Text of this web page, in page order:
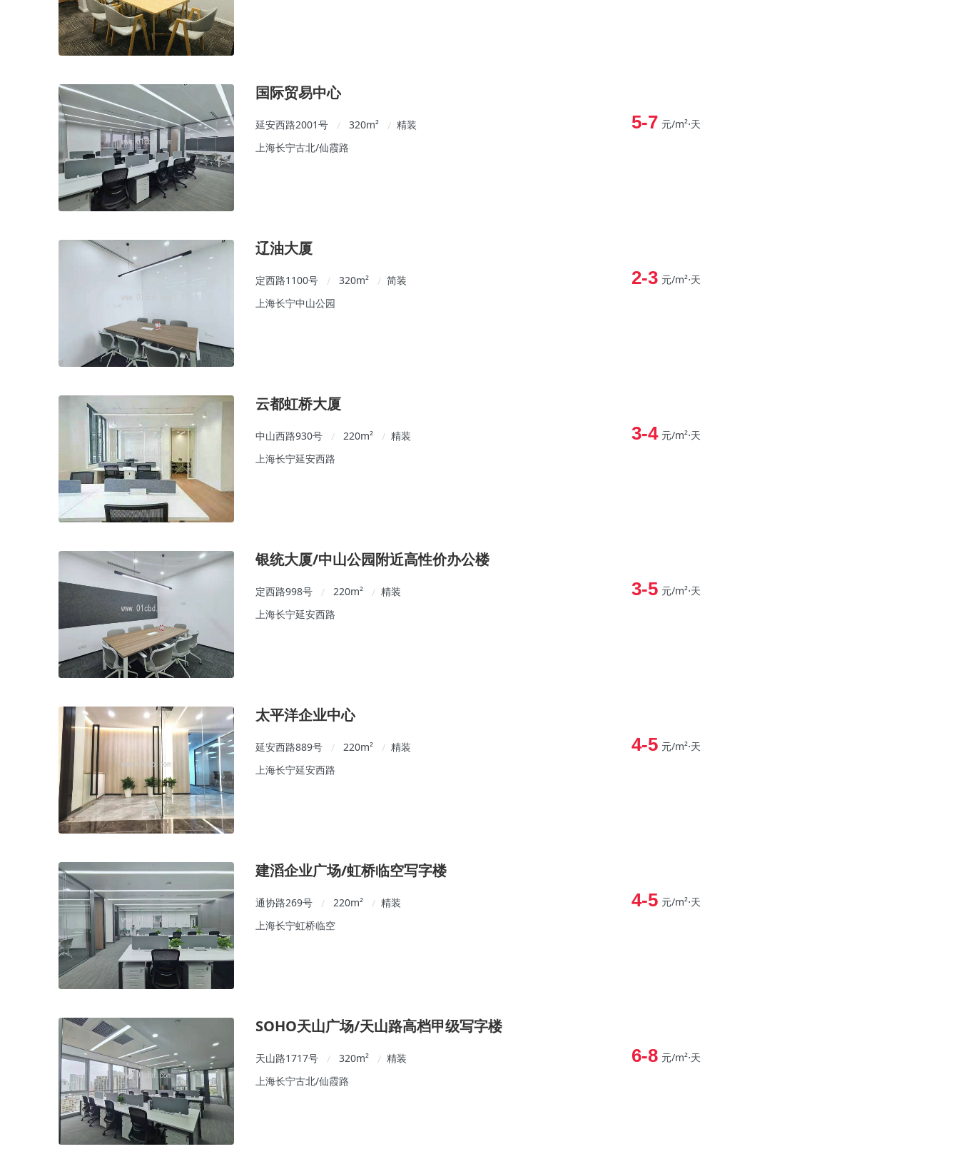
国际贸易中心
延安西路2001号 / 320m² / 精装
上海长宁古北/仙霞路
5-7 元/m²⋅天
辽油大厦
定西路1100号 / 320m² / 简装
上海长宁中山公园
2-3 元/m²⋅天
云都虹桥大厦
中山西路930号 / 220m² / 精装
上海长宁延安西路
3-4 元/m²⋅天
银统大厦/中山公园附近高性价办公楼
定西路998号 / 220m² / 精装
上海长宁延安西路
3-5 元/m²⋅天
太平洋企业中心
延安西路889号 / 220m² / 精装
上海长宁延安西路
4-5 元/m²⋅天
建滔企业广场/虹桥临空写字楼
通协路269号 / 220m² / 精装
上海长宁虹桥临空
4-5 元/m²⋅天
SOHO天山广场/天山路高档甲级写字楼
天山路1717号 / 320m² / 精装
上海长宁古北/仙霞路
6-8 元/m²⋅天